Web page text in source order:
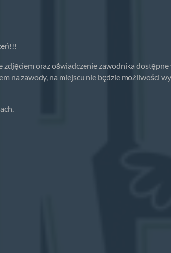
oraz oświadczenie zawodnika
na zawody, na miejscu nie będzie możliwości